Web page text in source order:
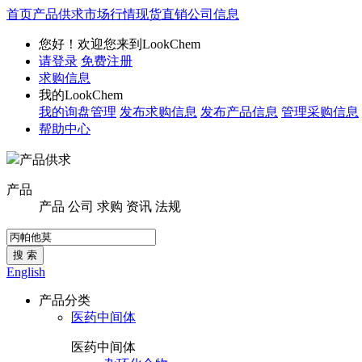
首页产品供求市场行情现货直销公司信息
您好！欢迎您来到LookChem
请登录 免费注册
求购信息
我的LookChem
我的询盘管理 发布求购信息 发布产品信息 管理采购信息
帮助中心
产品供求
产品
产品 公司 求购 资讯 法规
搜 索
English
产品分类
医药中间体
医药中间体